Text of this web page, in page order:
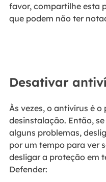
favor, compartilhe esta
que podem não ter
Desativar
Às vezes, o antivírus é
desinstalação. Então,
alguns problemas,
por um tempo para ver
desligar a proteção em
Defender: